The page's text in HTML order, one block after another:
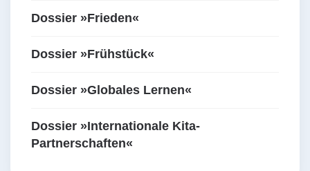
Dossier »Frieden«
Dossier »Frühstück«
Dossier »Globales Lernen«
Dossier »Internationale Kita-
Partnerschaften«